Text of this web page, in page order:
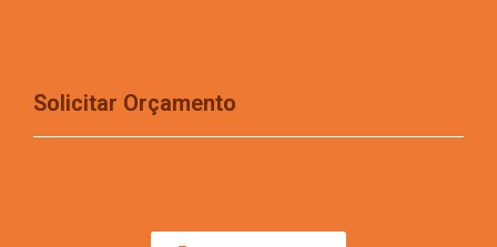
Solicitar Orçamento